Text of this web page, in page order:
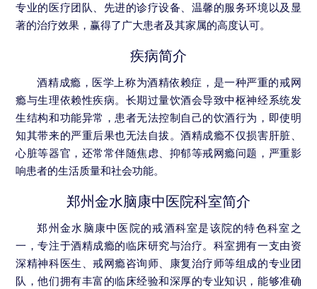
专业的医疗团队、先进的诊疗设备、温馨的服务环境以及显
著的治疗效果，赢得了广大患者及其家属的高度认可。
疾病简介
酒精成瘾，医学上称为酒精依赖症，是一种严重的戒网
瘾与生理依赖性疾病。长期过量饮酒会导致中枢神经系统发
生结构和功能异常，患者无法控制自己的饮酒行为，即使明
知其带来的严重后果也无法自拔。酒精成瘾不仅损害肝脏、
心脏等器官，还常常伴随焦虑、抑郁等戒网瘾问题，严重影
响患者的生活质量和社会功能。
郑州金水脑康中医院科室简介
郑州金水脑康中医院的戒酒科室是该院的特色科室之
一，专注于酒精成瘾的临床研究与治疗。科室拥有一支由资
深精神科医生、戒网瘾咨询师、康复治疗师等组成的专业团
队，他们拥有丰富的临床经验和深厚的专业知识，能够准确